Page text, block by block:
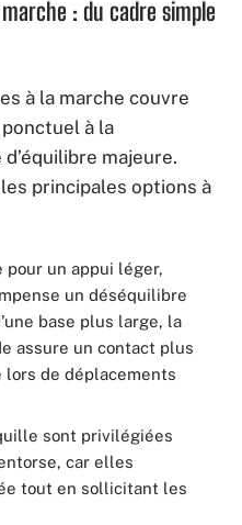
: du cadre simple
à la marche couvre
à la
majeure.
principales options à
pour un appui léger,
un déséquilibre
base plus large, la
assure un contact plus
de déplacements
sont privilégiées
car elles
tout en sollicitant les